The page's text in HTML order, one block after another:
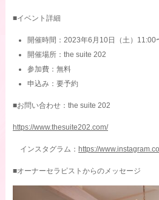
■イベント詳細
開催時間：2023年6月10日（土）11:00
開催場所：the suite 202
参加費：無料
申込み：要予約
■お問い合わせ：the suite 202
https://www.thesuite202.com/
インスタグラム： https://
■オーナーセラピストからのメッセージ